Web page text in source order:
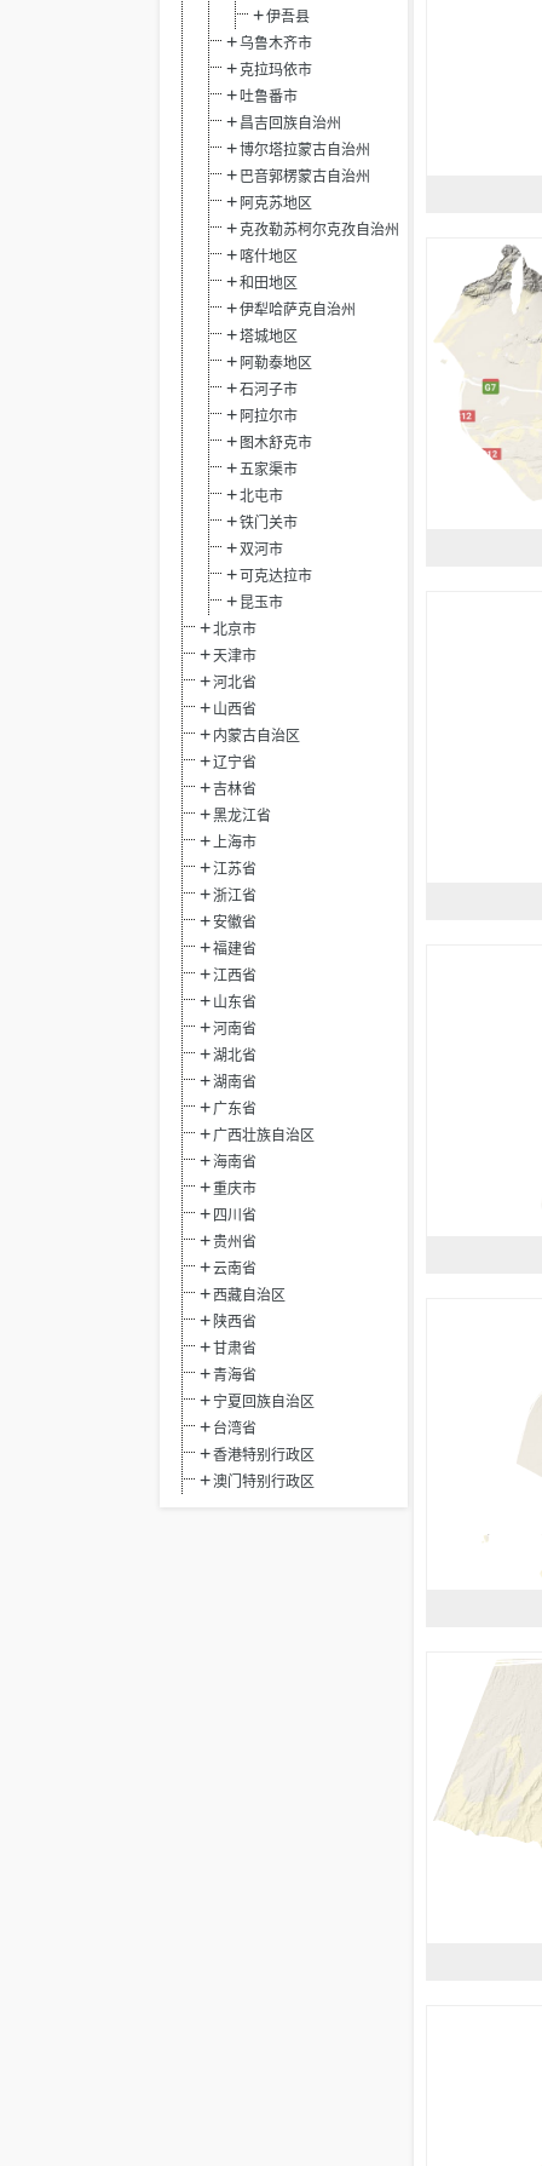
伊吾县
乌鲁木齐市
克拉玛依市
吐鲁番市
昌吉回族自治州
博尔塔拉蒙古自治州
巴音郭楞蒙古自治州
阿克苏地区
克孜勒苏柯尔克孜自治州
喀什地区
和田地区
伊犁哈萨克自治州
塔城地区
阿勒泰地区
石河子市
阿拉尔市
图木舒克市
五家渠市
北屯市
铁门关市
双河市
可克达拉市
昆玉市
北京市
天津市
河北省
山西省
内蒙古自治区
辽宁省
吉林省
黑龙江省
上海市
江苏省
浙江省
安徽省
福建省
江西省
山东省
河南省
湖北省
湖南省
广东省
广西壮族自治区
海南省
重庆市
四川省
贵州省
云南省
西藏自治区
陕西省
甘肃省
青海省
宁夏回族自治区
台湾省
香港特别行政区
澳门特别行政区